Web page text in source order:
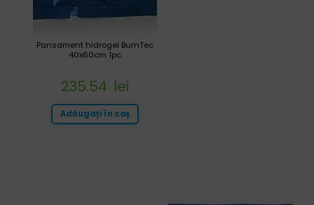
Pansament hidrogel BurnTec
40x60cm 1pc
235.54 lei
Adăugați în coș